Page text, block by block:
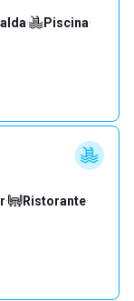
· Piscina·
· Ristorante·